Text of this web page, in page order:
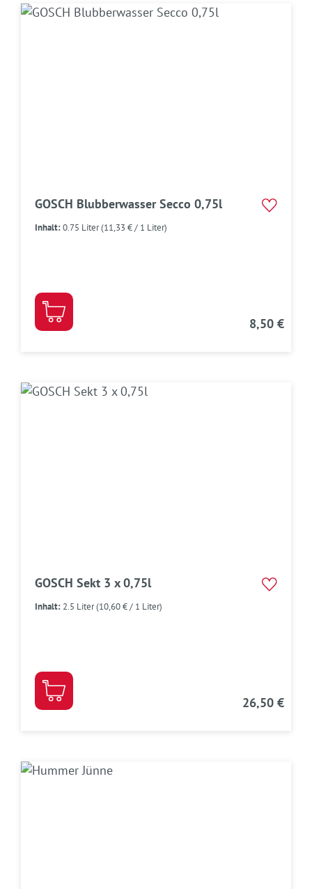
GOSCH Blubberwasser Secco 0,75l
Inhalt:0.75 Liter(11,33 € / 1 Liter)
8,50 €
GOSCH Sekt 3 x 0,75l
Inhalt: 2.5 Liter(10,60 € / 1 Liter)
26,50 €